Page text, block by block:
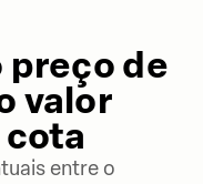
preço de
valor
entre o